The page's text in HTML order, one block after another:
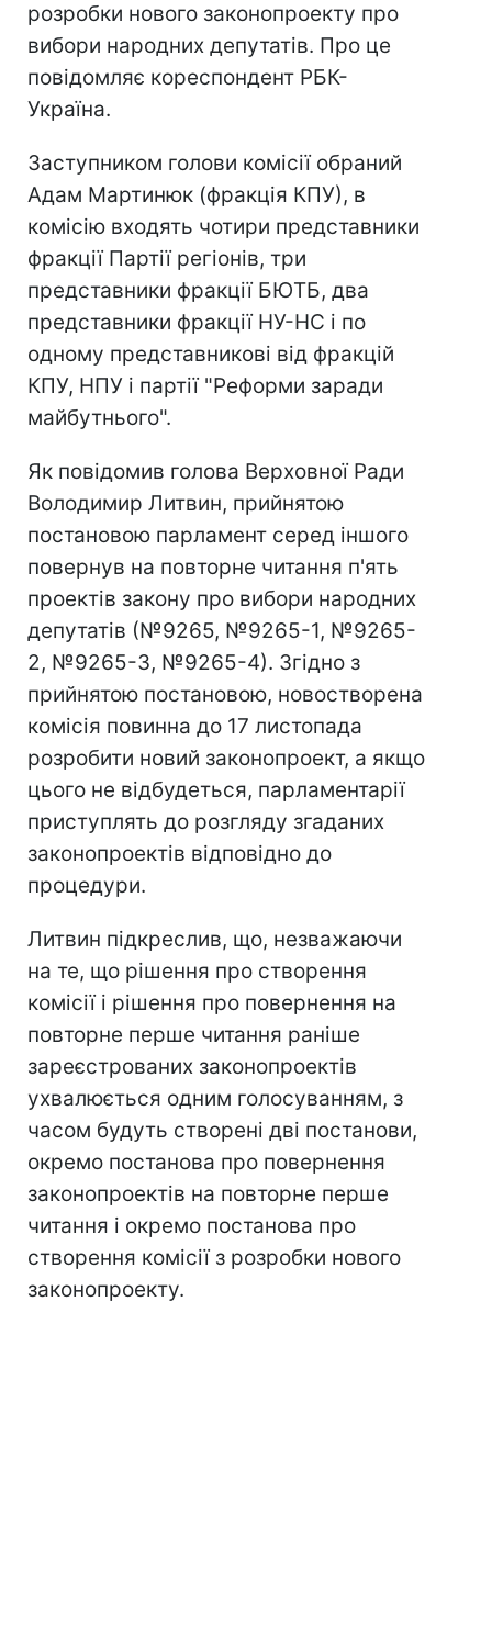
розробки нового законопроекту про
вибори народних депутатів. Про це
повідомляє кореспондент РБК-
Україна.
Заступником голови комісії обраний
Адам Мартинюк (фракція КПУ), в
комісію входять чотири представники
фракції Партії регіонів, три
представники фракції БЮТБ, два
представники фракції НУ-НС і по
одному представникові від фракцій
КПУ, НПУ і партії "Реформи заради
майбутнього".
Як повідомив голова Верховної Ради
Володимир Литвин, прийнятою
постановою парламент серед іншого
повернув на повторне читання п'ять
проектів закону про вибори народних
депутатів (№9265, №9265-1, №9265-
2, №9265-3, №9265-4). Згідно з
прийнятою постановою, новостворена
комісія повинна до 17 листопада
розробити новий законопроект, а якщо
цього не відбудеться, парламентарії
приступлять до розгляду згаданих
законопроектів відповідно до
процедури.
Литвин підкреслив, що, незважаючи
на те, що рішення про створення
комісії і рішення про повернення на
повторне перше читання раніше
зареєстрованих законопроектів
ухвалюється одним голосуванням, з
часом будуть створені дві постанови,
окремо постанова про повернення
законопроектів на повторне перше
читання і окремо постанова про
створення комісії з розробки нового
законопроекту.